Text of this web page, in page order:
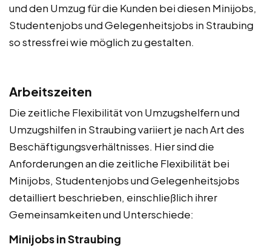
und den Umzug für die Kunden bei diesen Minijobs,
Studentenjobs und Gelegenheitsjobs in Straubing
so stressfrei wie möglich zu gestalten.
Arbeitszeiten
Die zeitliche Flexibilität von Umzugshelfern und
Umzugshilfen in Straubing variiert je nach Art des
Beschäftigungsverhältnisses. Hier sind die
Anforderungen an die zeitliche Flexibilität bei
Minijobs, Studentenjobs und Gelegenheitsjobs
detailliert beschrieben, einschließlich ihrer
Gemeinsamkeiten und Unterschiede:
Minijobs in Straubing